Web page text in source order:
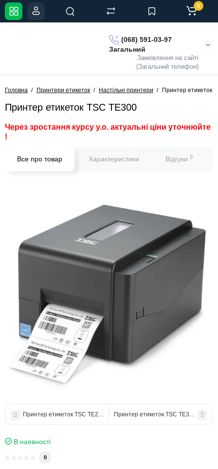
(068) 591-03-97
Загальний
Замовлення на сайті
(Загальний телефон)
0
Головна Принтери етикеток Настільні принтери Принтер етикеток
Принтер етикеток TSC TE300
Через зростання курсу у.о. актуальні ціни уточнюйте
!
Все про товар Характеристики Відгуки 0
Принтер етикеток TSC TE210 Принтер етикеток TSC TE310
В наявності
0